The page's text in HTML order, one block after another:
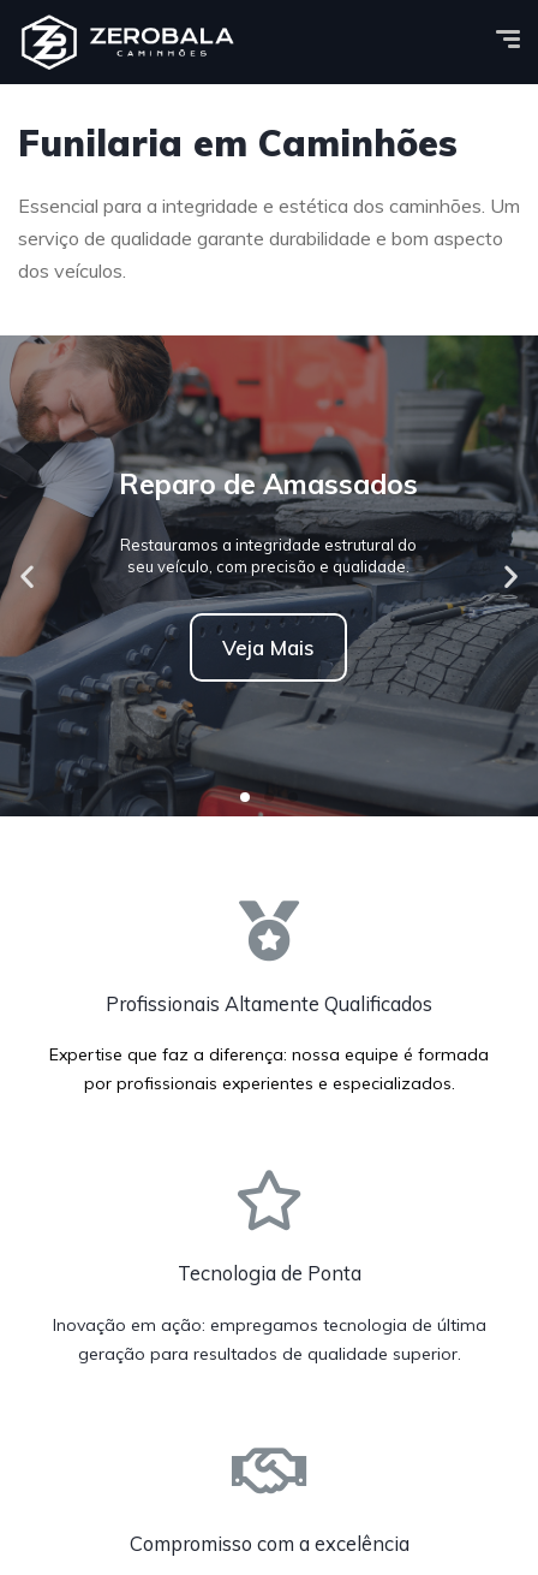
Funilaria em Caminhões
Essencial para a integridade e estética dos caminhões. Um
serviço de qualidade garante durabilidade e bom aspecto
dos veículos.
Profissionais Altamente Qualificados
Expertise que faz a diferença: nossa equipe é formada
por profissionais experientes e especializados.
Tecnologia de Ponta
Inovação em ação: empregamos tecnologia de última
geração para resultados de qualidade superior.
Compromisso com a excelência